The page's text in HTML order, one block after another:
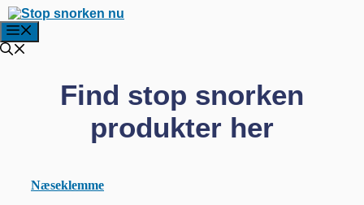
Hop
til
indhold
Find stop snorken
produkter her
Næseklemme